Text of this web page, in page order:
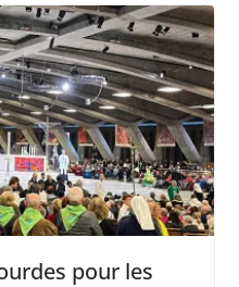
pour les